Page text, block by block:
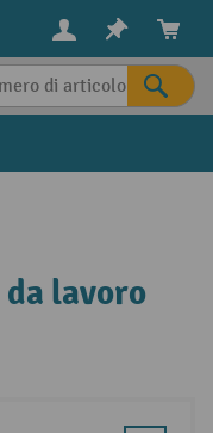
da lavoro